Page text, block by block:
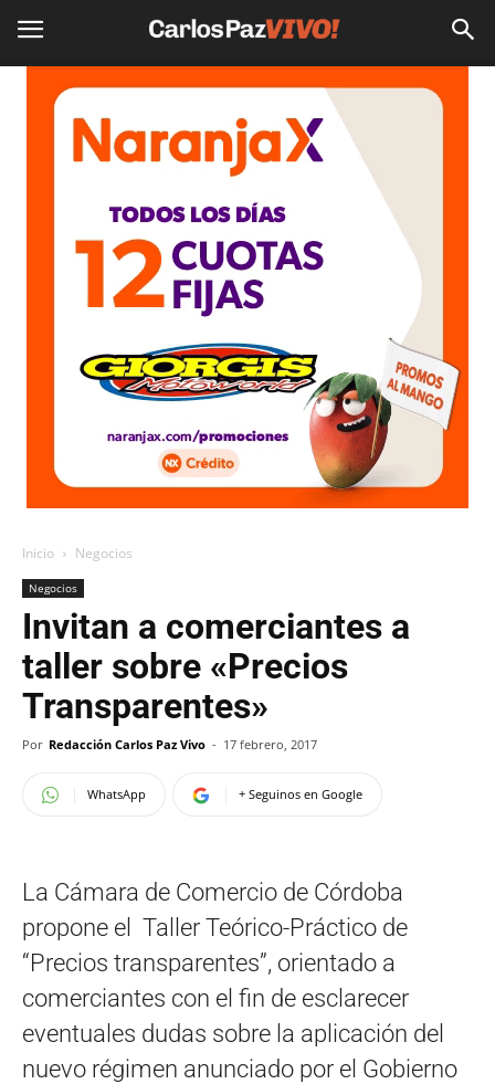
Inicio Negocios
Negocios
Invitan a comerciantes a
taller sobre «Precios
Transparentes»
Por Redacción Carlos Paz Vivo - 17 febrero, 2017
WhatsApp + Seguinos en Google
La Cámara de Comercio de Córdoba
propone el Taller Teórico-Práctico de
“Precios transparentes”, orientado a
comerciantes con el fin de esclarecer
eventuales dudas sobre la aplicación del
nuevo régimen anunciado por el Gobierno